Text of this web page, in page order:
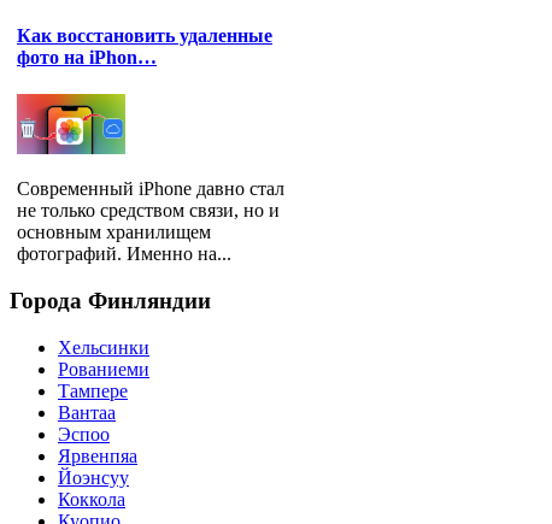
Как восстановить удаленные
фото на iPhon…
Современный iPhone давно стал
не только средством связи, но и
основным хранилищем
фотографий. Именно на...
Города Финляндии
Хельсинки
Рованиеми
Тампере
Вантаа
Эспоо
Ярвенпяа
Йоэнсуу
Коккола